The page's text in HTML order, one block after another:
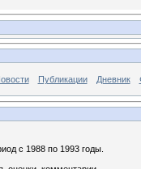
Публикации Дневник
с 1988 по 1993 годы.